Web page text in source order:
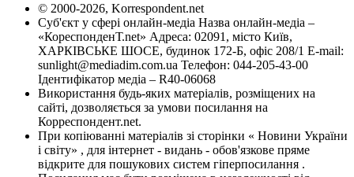
© 2000-2026, Korrespondent.net
Суб'єкт у сфері онлайн-медіа Назва онлайн-медіа –
«КореспонденТ.net» Адреса: 02091, місто Київ,
ХАРКІВСЬКЕ ШОСЕ, будинок 172-Б, офіс 208/1 E-mail:
sunlight@mediadim.com.ua Телефон: 044-205-43-00
Ідентифікатор медіа – R40-06068
Використання будь-яких матеріалів, розміщених на
сайті, дозволяється за умови посилання на
Корреспондент.net.
При копіюванні матеріалів зі сторінки « Новини України
і світу» , для інтернет - видань - обов'язкове пряме
відкрите для пошукових систем гіперпосилання .